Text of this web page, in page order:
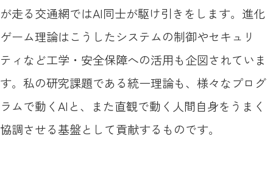
が走る交通網ではAI同士が駆け引きをします。進化
ゲーム理論はこうしたシステムの制御やセキュリ
ティなど工学・安全保障への活用も企図されていま
す。私の研究課題である統一理論も、様々なプログ
ラムで動くAIと、また直観で動く人間自身をうまく
協調させる基盤として貢献するものです。